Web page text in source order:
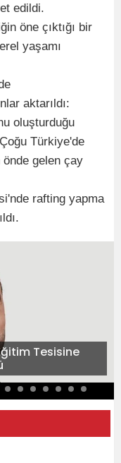
edildi.
öne çıktığı bir
yaşamı
aktarıldı:
oluşturduğu
Türkiye'de
gelen çay
rafting yapma
Tesisine